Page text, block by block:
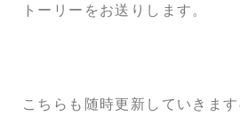
トーリーをお送りします。
こちらも随時更新していきま